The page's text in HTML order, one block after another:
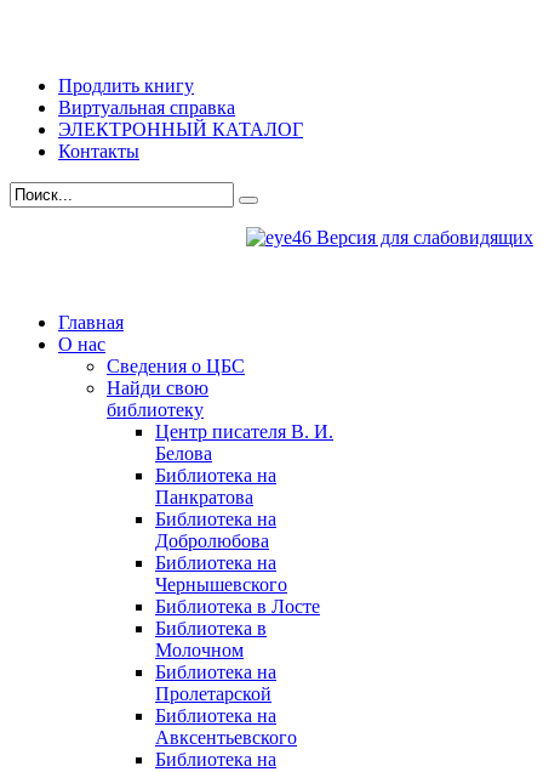
Продлить книгу
Виртуальная справка
ЭЛЕКТРОННЫЙ КАТАЛОГ
Контакты
Версия для слабовидящих
Главная
О нас
Сведения о ЦБС
Найди свою
библиотеку
Центр писателя В. И.
Белова
Библиотека на
Панкратова
Библиотека на
Добролюбова
Библиотека на
Чернышевского
Библиотека в Лосте
Библиотека в
Молочном
Библиотека на
Пролетарской
Библиотека на
Авксентьевского
Библиотека на